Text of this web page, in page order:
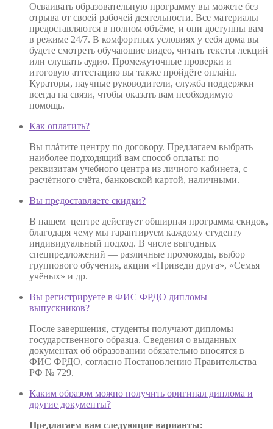
Осваивать образовательную программу вы можете без
отрыва от своей рабочей деятельности. Все материалы
предоставляются в полном объёме, и они доступны вам
в режиме 24/7. В комфортных условиях у себя дома вы
будете смотреть обучающие видео, читать тексты лекций
или слушать аудио. Промежуточные проверки и
итоговую аттестацию вы также пройдёте онлайн.
Кураторы, научные руководители, служба поддержки
всегда на связи, чтобы оказать вам необходимую
помощь.
Как оплатить?
Вы плáтите центру по договору. Предлагаем выбрать
наиболее подходящий вам способ оплаты: по
реквизитам учебного центра из личного кабинета, с
расчётного счёта, банковской картой, наличными.
Вы предоставляете скидки?
В нашем центре действует обширная программа скидок,
благодаря чему мы гарантируем каждому студенту
индивидуальный подход. В числе выгодных
спецпредложений — различные промокоды, выбор
группового обучения, акции «Приведи друга», «Семья
учёных» и др.
Вы регистрируете в ФИС ФРДО дипломы
выпускников?
После завершения, студенты получают дипломы
государственного образца. Сведения о выданных
документах об образовании обязательно вносятся в
ФИС ФРДО, согласно Постановлению Правительства
РФ № 729.
Каким образом можно получить оригинал диплома и
другие документы?
Предлагаем вам следующие варианты: